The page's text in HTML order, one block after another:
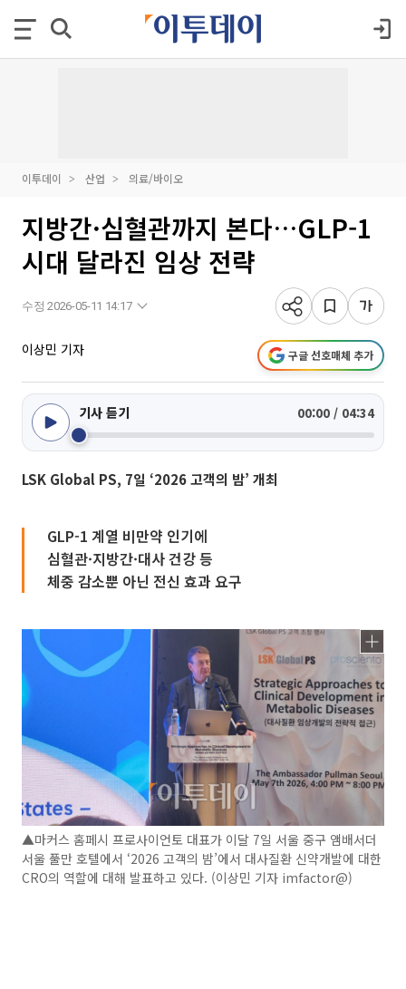
이투데이 산업 의료/바이오
지방간·심혈관까지 본다…GLP-1
시대 달라진 임상 전략
수정 2026-05-11 14:17
이상민 기자 구글 선호매체 추가
기사 듣기 00:00 / 04:34
LSK Global PS, 7일 ‘2026 고객의 밤’ 개최
GLP-1 계열 비만약 인기에
심혈관·지방간·대사 건강 등
체중 감소뿐 아닌 전신 효과 요구
▲마커스 홈페시 프로사이언토 대표가 이달 7일 서울 중구 앰배서더
서울 풀만 호텔에서 ‘2026 고객의 밤’에서 대사질환 신약개발에 대한
CRO의 역할에 대해 발표하고 있다. (이상민 기자 imfactor@)